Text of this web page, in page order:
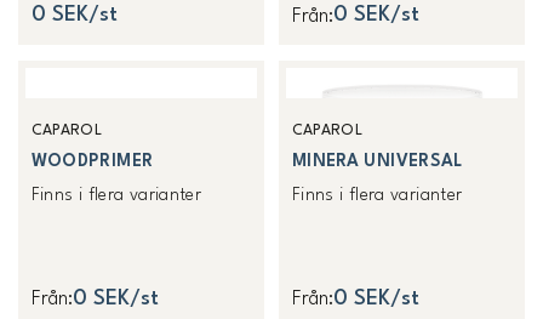
0 SEK/st Från:0 SEK/st
CAPAROL
WOODPRIMER
Finns i flera varianter
Från:0 SEK/st
CAPAROL
MINERA UNIVERSAL
Finns i flera varianter
Från:0 SEK/st